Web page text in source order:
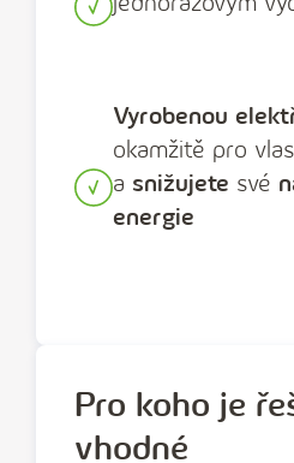
Vyrobenou
okamžitě pro
a snižujete své
energie
Pro koho je
vhodné